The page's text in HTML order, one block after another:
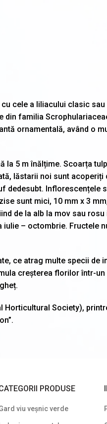
cele a liliacului clasic sau
din familia
ornamentală, având o
la 5 m înălțime. Scoarța
lăstarii noi sunt acoperiți
dedesubt. Inflorescențele
sunt mici, 10 mm x 3
de la alb la mov sau rosu
– octombrie. Fructele
ce atrag multe specii de
creșterea florilor într-un
Horticultural Society),
PRODUSE
viu veșnic verde